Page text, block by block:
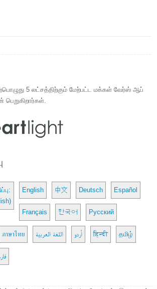
5 லட்சத்திற்கும் மேற்பட்ட மக்கள் வேர்ஸ் ஆப்
பெறுகிறார்கள்.
English 中文 Deutsch Español
Français 한국어 Русский
ภาษาไทย اللغة العربية اُردو हिन्दी தமிழ்